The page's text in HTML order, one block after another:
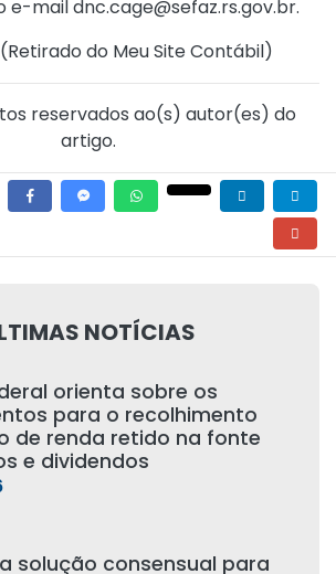
e-mail dnc.cage@sefaz.rs.gov.br.
Retirado do Meu Site Contábil)
reservados ao(s) autor(es) do
artigo.
NOTÍCIAS
orienta sobre os
para o recolhimento
de renda retido na fonte
e dividendos
solução consensual para